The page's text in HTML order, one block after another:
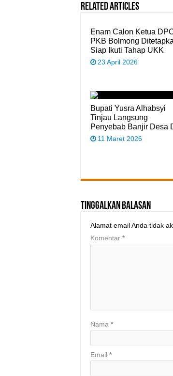
Related Articles
Enam Calon Ketua
PKB Bolmong
Siap Ikuti Tahap UKK
23 April 2026
Bupati Yusra Alhabsyi
Tinjau Langsung
Penyebab Banjir Desa
11 Maret 2026
Tinggalkan Balasan
Alamat email Anda tidak
Komentar *
Nama *
Email *